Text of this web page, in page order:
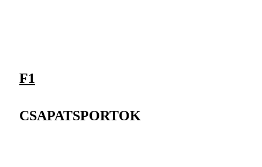
F1
CSAPATSPORTOK